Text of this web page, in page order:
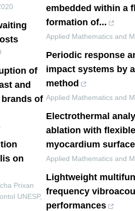
of
and
of
on
Prixan
UNESP,
embedded within a
formation of...
Applied Mathematics and
Periodic response
impact systems by
method
Applied Mathematics and
Electrothermal
ablation with
myocardium
Applied Mathematics and
Lightweight
frequency
performances